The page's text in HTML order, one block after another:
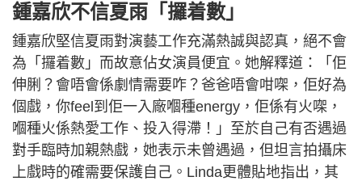
鍾嘉欣不信夏雨「攞着數」
鍾嘉欣堅信夏雨對演藝工作充滿熱誠與認真，絕不會
為「攞着數」而故意佔女演員便宜。她解釋道：「佢
伸脷？會唔會係劇情需要咋？爸爸唔會咁㗎，佢好為
個戲，你feel到佢一入廠嗰種energy，佢係有火㗎，
嗰種火係熱愛工作、投入得滯！」至於自己有否遇過
對手臨時加親熱戲，她表示未曾遇過，但坦言拍攝床
上戲時的確需要保護自己。Linda更體貼地指出，其